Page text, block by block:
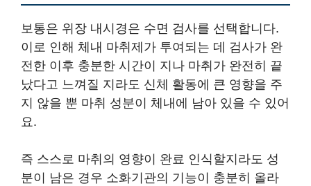
보통은 위장 내시경은 수면 검사를 선택합니다.
이로 인해 체내 마취제가 투여되는 데 검사가 완
전한 이후 충분한 시간이 지나 마취가 완전히 끝
났다고 느껴질 지라도 신체 활동에 큰 영향을 주
지 않을 뿐 마취 성분이 체내에 남아 있을 수 있어
요.
즉 스스로 마취의 영향이 완료 인식할지라도 성
분이 남은 경우 소화기관의 기능이 충분히 올라